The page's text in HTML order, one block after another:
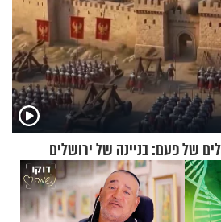
של פעם: בניינה של ירושלים